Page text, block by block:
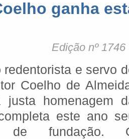
ganha
Edição nº
redentorista e servo
Coelho de
justa homenagem
este ano
de fundação.